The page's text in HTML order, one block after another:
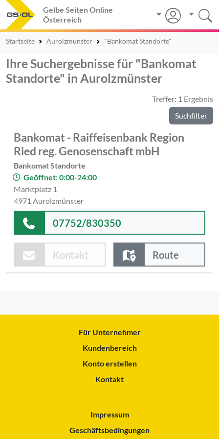
Gelbe Seiten Online
Österreich
Startseite Aurolzmünster "Bankomat Standorte"
Ihre Suchergebnisse für "Bankomat
Standorte" in Aurolzmünster
Treffer: 1 Ergebnis
Suchfilter
Bankomat - Raiffeisenbank Region
Ried reg. Genosenschaft mbH
Bankomat Standorte
Geöffnet: 0:00-24:00
Marktplatz 1
4971 Aurolzmünster
07752/830350
Kontakt Route
Für Unternehmer
Kundenbereich
Konto erstellen
Kontakt
Impressum
Geschäftsbedingungen